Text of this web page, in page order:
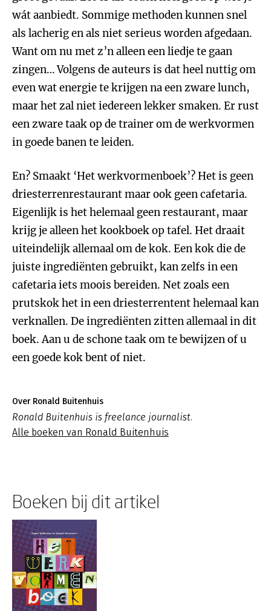
wát aanbiedt. Sommige methoden kunnen snel
als lacherig en als niet serieus worden afgedaan.
Want om nu met z’n alleen een liedje te gaan
zingen… Volgens de auteurs is dat heel nuttig om
even wat energie te krijgen na een zware lunch,
maar het zal niet iedereen lekker smaken. Er rust
een zware taak op de trainer om de werkvormen
in goede banen te leiden.
En? Smaakt ‘Het werkvormenboek’? Het is geen
driesterrenrestaurant maar ook geen cafetaria.
Eigenlijk is het helemaal geen restaurant, maar
krijg je alleen het kookboek op tafel. Het draait
uiteindelijk allemaal om de kok. Een kok die de
juiste ingrediënten gebruikt, kan zelfs in een
cafetaria iets moois bereiden. Net zoals een
prutskok het in een driesterrentent helemaal kan
verknallen. De ingrediënten zitten allemaal in dit
boek. Aan u de schone taak om te bewijzen of u
een goede kok bent of niet.
Over Ronald Buitenhuis
Ronald Buitenhuis is freelance journalist.
Alle boeken van Ronald Buitenhuis
Boeken bij dit artikel